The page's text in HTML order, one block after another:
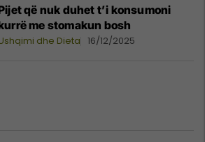
që nuk duhet t’i konsumoni
me stomakun bosh
dhe Dieta 16/12/2025